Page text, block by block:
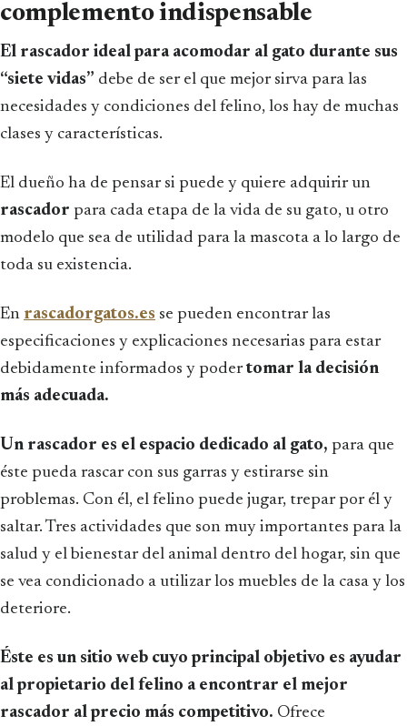
complemento indispensable
El rascador ideal para acomodar al gato durante sus
“siete vidas” debe de ser el que mejor sirva para las
necesidades y condiciones del felino, los hay de muchas
clases y características.
El dueño ha de pensar si puede y quiere adquirir un
rascador para cada etapa de la vida de su gato, u otro
modelo que sea de utilidad para la mascota a lo largo de
toda su existencia.
En rascadorgatos.es se pueden encontrar las
especificaciones y explicaciones necesarias para estar
debidamente informados y podertomar la decisión
más adecuada.
Un rascador es el espacio dedicado al gato, para que
éste pueda rascar con sus garras y estirarse sin
problemas. Con él, el felino puede jugar, trepar por él y
saltar. Tres actividades que son muy importantes para la
salud y el bienestar del animal dentro del hogar, sin que
se vea condicionado a utilizar los muebles de la casa y los
deteriore.
Éste es un sitio web cuyo principal objetivo es ayudar
al propietario del felino a encontrar el mejor
rascador al precio más competitivo. Ofrece